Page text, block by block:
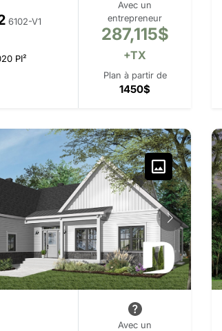
6102-V1
PI²
Avec un
entrepreneur
287,115$
+TX
Plan à partir de
1450$
Avec un